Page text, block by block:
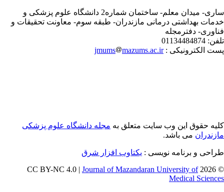
ساری- میدان معلم- ساختمان شماره2 دانشگاه علوم پزشکی و
بهداشتی درمانی مازندران- طبقه سوم- معاونت تحقیقات و
دفترمجله
01134484874
الکترونیکی :
jmums mazums.ac.ir
حقوق این وب سایت متعلق بهمجله دانشگاه علوم پزشکی
می باشد.
و برنامه نویسی : یکتاوب افزار شرق
©
Journal of Mazandaran University of
Medical